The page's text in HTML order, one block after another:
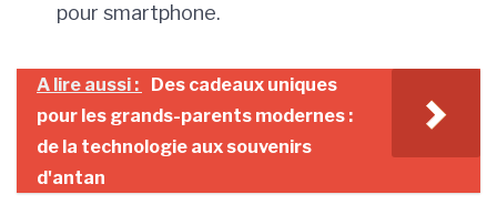
pour smartphone.
A lire aussi :
Des cadeaux uniques
pour les grands-parents modernes :
de la technologie aux souvenirs
d'antan